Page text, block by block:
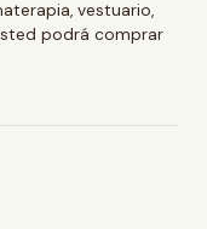
vestuario,
podrá comprar